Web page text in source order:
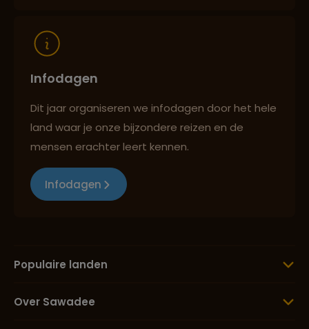
Infodagen
Dit jaar organiseren we infodagen door het hele
land waar je onze bijzondere reizen en de
mensen erachter leert kennen.
Infodagen
Populaire landen
Over Sawadee